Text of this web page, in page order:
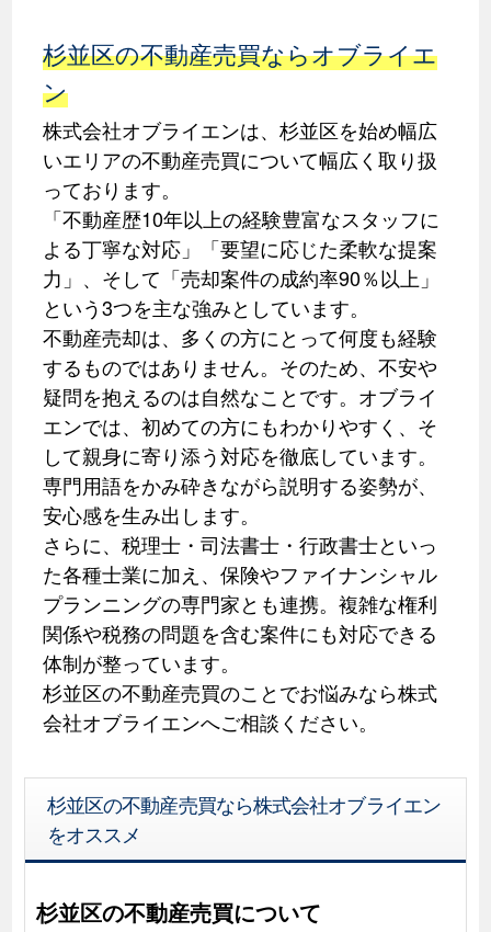
杉並区の不動産売買ならオブライエ
ン
株式会社オブライエンは、杉並区を始め幅広
いエリアの不動産売買について幅広く取り扱
っております。
「不動産歴10年以上の経験豊富なスタッフに
よる丁寧な対応」「要望に応じた柔軟な提案
力」、そして「売却案件の成約率90％以上」
という3つを主な強みとしています。
不動産売却は、多くの方にとって何度も経験
するものではありません。そのため、不安や
疑問を抱えるのは自然なことです。オブライ
エンでは、初めての方にもわかりやすく、そ
して親身に寄り添う対応を徹底しています。
専門用語をかみ砕きながら説明する姿勢が、
安心感を生み出します。
さらに、税理士・司法書士・行政書士といっ
た各種士業に加え、保険やファイナンシャル
プランニングの専門家とも連携。複雑な権利
関係や税務の問題を含む案件にも対応できる
体制が整っています。
杉並区の不動産売買のことでお悩みなら株式
会社オブライエンへご相談ください。
杉並区の不動産売買なら株式会社オブライエン
をオススメ
杉並区の不動産売買について